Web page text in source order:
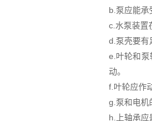
b.泵应能承
c.水泵装置
d.泵壳要有
e.叶轮和泵
动。
f.叶轮应作
g.泵和电机
h.上轴承应